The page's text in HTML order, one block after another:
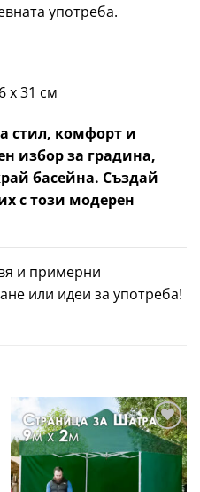
употреба.
x 31 см
стил, комфорт и
избор за градина,
басейна. Създай
с този модерен
и примерни
или идеи за употреба!
Добави
в
Любими